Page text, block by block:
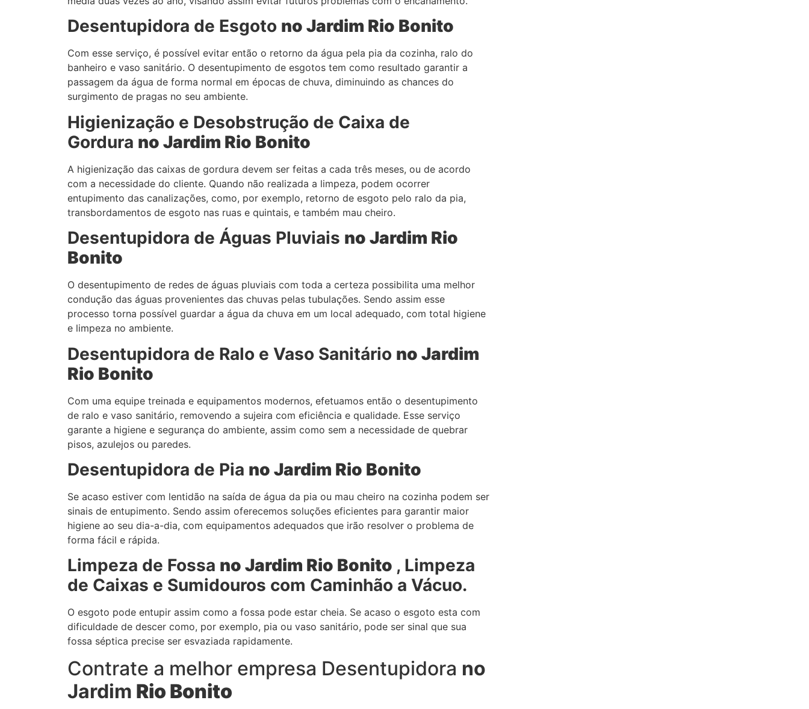
Desentupidora de Esgoto no Jardim Rio Bonito
Com esse serviço, é possível evitar então o retorno da água pela pia da cozinha, ralo do
banheiro e vaso sanitário. O desentupimento de esgotos tem como resultado garantir a
passagem da água de forma normal em épocas de chuva, diminuindo as chances do
surgimento de pragas no seu ambiente.
Higienização e Desobstrução de Caixa de
Gordura no Jardim Rio Bonito
A higienização das caixas de gordura devem ser feitas a cada três meses, ou de acordo
com a necessidade do cliente. Quando não realizada a limpeza, podem ocorrer
entupimento das canalizações, como, por exemplo, retorno de esgoto pelo ralo da pia,
transbordamentos de esgoto nas ruas e quintais, e também mau cheiro.
Desentupidora de Águas Pluviais no Jardim Rio
Bonito
O desentupimento de redes de águas pluviais com toda a certeza possibilita uma melhor
condução das águas provenientes das chuvas pelas tubulações. Sendo assim esse
processo torna possível guardar a água da chuva em um local adequado, com total higiene
e limpeza no ambiente.
Desentupidora de Ralo e Vaso Sanitário no Jardim
Rio Bonito
Com uma equipe treinada e equipamentos modernos, efetuamos então o desentupimento
de ralo e vaso sanitário, removendo a sujeira com eficiência e qualidade. Esse serviço
garante a higiene e segurança do ambiente, assim como sem a necessidade de quebrar
pisos, azulejos ou paredes.
Desentupidora de Pia no Jardim Rio Bonito
Se acaso estiver com lentidão na saída de água da pia ou mau cheiro na cozinha podem ser
sinais de entupimento. Sendo assim oferecemos soluções eficientes para garantir maior
higiene ao seu dia-a-dia, com equipamentos adequados que irão resolver o problema de
forma fácil e rápida.
Limpeza de Fossa no Jardim Rio Bonito , Limpeza
de Caixas e Sumidouros com Caminhão a Vácuo.
O esgoto pode entupir assim como a fossa pode estar cheia. Se acaso o esgoto esta com
dificuldade de descer como, por exemplo, pia ou vaso sanitário, pode ser sinal que sua
fossa séptica precise ser esvaziada rapidamente.
Contrate a melhor empresa Desentupidora no
Jardim Rio Bonito